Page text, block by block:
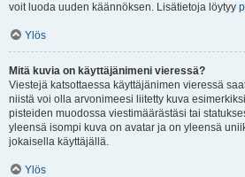
voit luoda uuden käännöksen. Lisätietoja löytyy
Ylös
Mitä kuvia on käyttäjänimeni vieressä?
Viestejä katsottaessa käyttäjänimen vieressä
niistä voi olla arvonimeesi liitetty kuva
pisteiden muodossa viestimäärästäsi tai
yleensä isompi kuva on avatar ja on yleensä
jokaisella käyttäjällä.
Ylös